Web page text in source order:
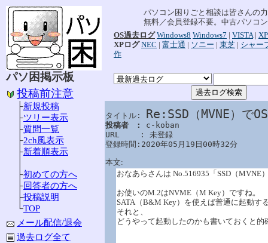
パソ困掲示板
投稿前注意
├新規投稿
├ツリー表示
├質問一覧
├2ch風表示
├新着順表示
├初めての方へ
├回答者の方へ
├投稿説明
└TOP
メール配信/退会
過去ログ全て
パソコン困りごと相談は皆さんの
無料／会員登録不要。中古パソコ
OS過去ログ Windows8 Windows7 | VISTA| XP
XPログ NEC | 富士通 | ソニー | 東芝 | シャー
作
タイトル: Re:SSD（MVNE）で
投稿者　: c-koban
URL　　 : 未登録
登録時間:2020年05月19日00時32分
本文:
おなあらさんは No.516935「SSD（
お使いのM.2はNVME（M Key）ですね。
SATA（B&M Key）を使えば普通に起動す
それと、
どうやって起動したのかも書いておくと